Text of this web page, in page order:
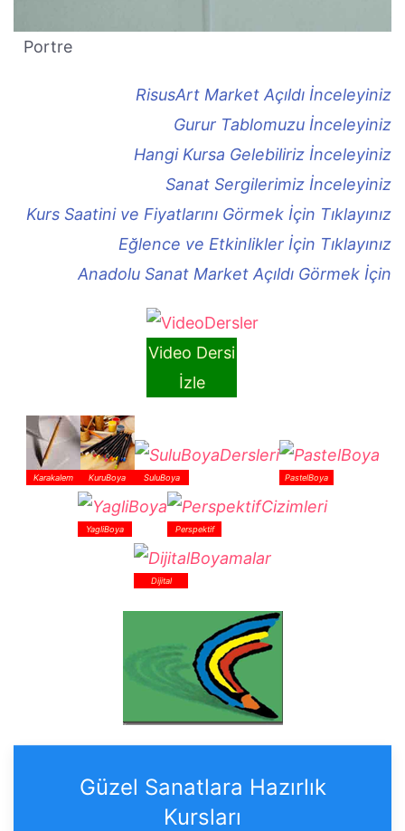
Portre
RisusArt Market Açıldı İnceleyiniz
Gurur Tablomuzu İnceleyiniz
Hangi Kursa Gelebiliriz İnceleyiniz
Sanat Sergilerimiz İnceleyiniz
Kurs Saatini ve Fiyatlarını Görmek İçin Tıklayınız
Eğlence ve Etkinlikler İçin Tıklayınız
Anadolu Sanat Market Açıldı Görmek İçin
Video Dersi
İzle
Karakalem KuruBoya SuluBoya PastelBoya
YagliBoya Perspektif
Dijital
Güzel Sanatlara Hazırlık
Kursları